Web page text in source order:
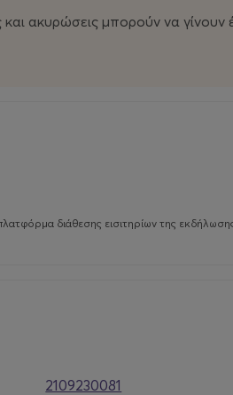
ακυρώσεις μπορούν να
διάθεσης εισιτηρίων της
2109230081